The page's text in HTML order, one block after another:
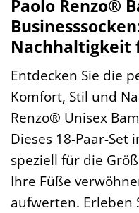
Paolo Renzo®
Nachhaltigkeit
Entdecken Sie die
Komfort, Stil und
Renzo® Unisex
Dieses 18-Paar-
speziell für die
Ihre Füße
aufwerten. Erleben